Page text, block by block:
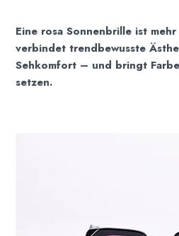
Eine rosa Sonnenbrille ist
verbindet trendbewusste
Sehkomfort – und bringt
setzen.